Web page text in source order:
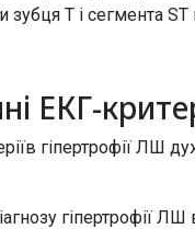
зубця Т і сегмента
ЕКГ-
гіпертрофії ЛШ
гіпертрофії